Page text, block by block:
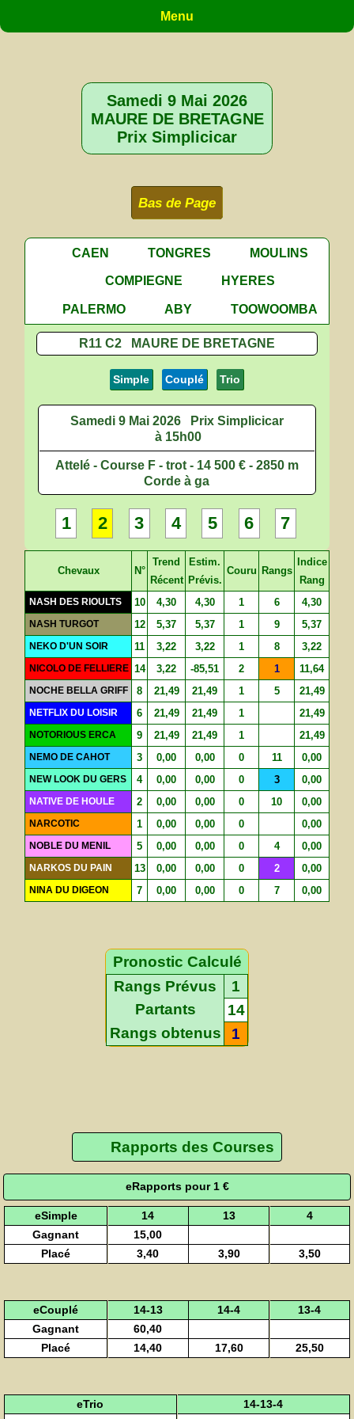
Menu
Samedi 9 Mai 2026
MAURE DE BRETAGNE
Prix Simplicicar
Bas de Page
CAEN TONGRES
MOULINS
COMPIEGNE
HYERES
PALERMO
ABY TOOWOOMBA
R11 C2 MAURE DE BRETAGNE
Simple Couplé Trio
Samedi 9 Mai 2026
Prix Simplicicar
à 15h00
Attelé - Course F - trot - 14 500 € - 2850 m
Corde à ga
1 2 3 4 5 6 7
Chevaux N°
Trend
Récent
Estim.
Prévis.
Couru Rangs
Indice
Rang
NASH DES RIOULTS 10 4,30 4,30 1 6 4,30
NASH TURGOT 12 5,37 5,37 1 9 5,37
NEKO D'UN SOIR 11 3,22 3,22 1 8 3,22
NICOLO DE FELLIERE 14 3,22 -85,51 2 1 11,64
NOCHE BELLA GRIFF 8 21,49 21,49 1 5 21,49
NETFLIX DU LOISIR 6 21,49 21,49 1 21,49
NOTORIOUS ERCA 9 21,49 21,49 1 21,49
NEMO DE CAHOT 3 0,00 0,00 0 11 0,00
NEW LOOK DU GERS 4 0,00 0,00 0 3 0,00
NATIVE DE HOULE 2 0,00 0,00 0 10 0,00
NARCOTIC 1 0,00 0,00 0 0,00
NOBLE DU MENIL 5 0,00 0,00 0 4 0,00
NARKOS DU PAIN 13 0,00 0,00 0 2 0,00
NINA DU DIGEON 7 0,00 0,00 0 7 0,00
Pronostic Calculé
Rangs Prévus
1
Partants
14
Rangs obtenus
1
Rapports des Courses
eRapports pour 1 €
eSimple 14 13
4
Gagnant
15,00
Placé
3,40 3,90 3,50
eCouplé 14-13 14-4
13-4
Gagnant
60,40
Placé
14,40 17,60 25,50
eTrio
14-13-4